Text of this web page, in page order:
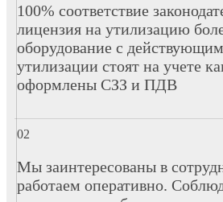
100% соответствие
лицензия на утилизацию
оборудование с
утилизации стоят на учете
оформлены СЗЗ и ПДВ
Мы заинтересованы в
работаем оперативно.